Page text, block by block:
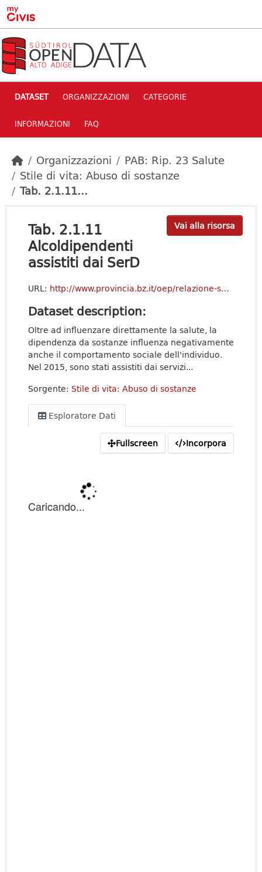
Skip to main content
DATASET ORGANIZZAZIONI CATEGORIE
INFORMAZIONI FAQ
Organizzazioni
PAB: Rip. 23 Salute
Stile di vita: Abuso di sostanze
Tab. 2.1.11...
Vai alla risorsa
Tab. 2.1.11
Alcoldipendenti
assistiti dai SerD
URL: http://www.provincia.bz.it/oep/relazione-sanitaria/abuso-sostanze.asp?rels_tfl=wXc7ZO20NKYnWXJvng0Rpqv9dIpNO-xLHK__
Dataset description:
Oltre ad influenzare direttamente la salute, la
dipendenza da sostanze influenza negativamente
anche il comportamento sociale dell'individuo.
Nel 2015, sono stati assistiti dai servizi...
Sorgente: Stile di vita: Abuso di sostanze
Esploratore Dati
Fullscreen Incorpora